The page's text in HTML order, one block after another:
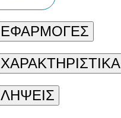
ΕΦΑΡΜΟΓΕΣ
ΧΑΡΑΚΤΗΡΙΣΤΙΚΑ
ΛΗΨΕΙΣ